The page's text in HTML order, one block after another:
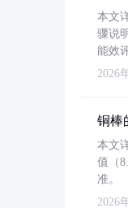
本文
骤说
能效
2026
铜棒
本文
值（
准。
2026